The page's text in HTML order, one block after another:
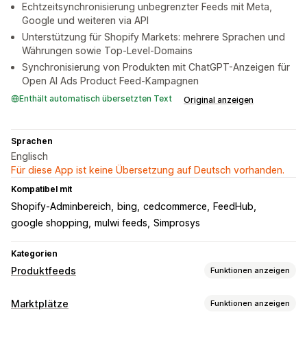
Echtzeitsynchronisierung unbegrenzter Feeds mit Meta,
Google und weiteren via API
Unterstützung für Shopify Markets: mehrere Sprachen und
Währungen sowie Top-Level-Domains
Synchronisierung von Produkten mit ChatGPT-Anzeigen für
Open AI Ads Product Feed-Kampagnen
Enthält automatisch übersetzten Text Original anzeigen
Sprachen
Englisch
Für diese App ist keine Übersetzung auf Deutsch vorhanden.
Kompatibel mit
Shopify-Adminbereich bing cedcommerce
FeedHub
google shopping mulwi feeds Simprosys
Kategorien
Produktfeeds Funktionen anzeigen
Feed-Anpassung
Marktplätze Funktionen anzeigen